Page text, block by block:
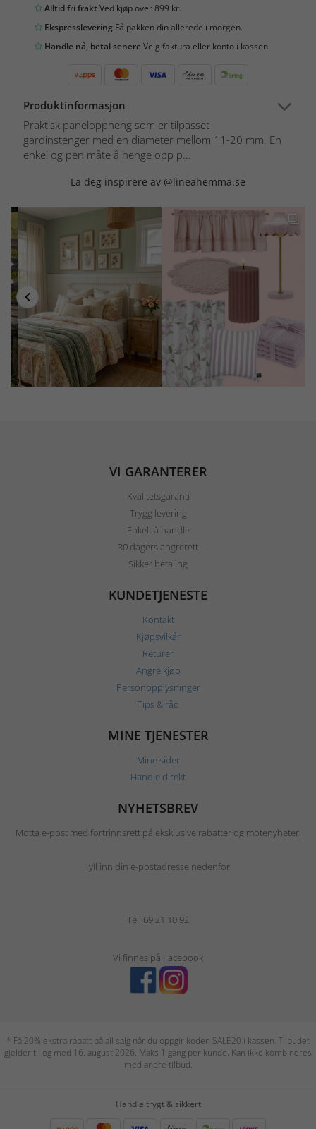
Alltid fri fraktVed kjøp over 899 kr.
Ekspresslevering Få pakken din allerede i morgen.
Handle nå, betal senereVelg faktura eller konto i kassen.
Produktinformasjon
Praktisk paneloppheng som er tilpasset
gardinstenger med en diameter mellom 11-20 mm. En
enkel og pen måte å henge opp p...
La deg inspirere av @lineahemma.se
VI GARANTERER
Kvalitetsgaranti
Trygg levering
Enkelt å handle
30 dagers angrerett
Sikker betaling
KUNDETJENESTE
Kontakt
Kjøpsvilkår
Returer
Angre kjøp
Personopplysninger
Tips & råd
MINE TJENESTER
Mine sider
Handle direkt
NYHETSBREV
Motta e-post med fortrinnsrett på eksklusive rabatter og motenyheter.
Fyll inn din e-postadresse nedenfor.
Tel: 69 21 10 92
Vi finnes på Facebook
* Få 20% ekstra rabatt på all salg når du oppgir koden SALE20 i kassen. Tilbudet
gjelder til og med 16. august 2026. Maks 1 gang per kunde. Kan ikke kombineres
med andre tilbud.
Handle trygt & sikkert